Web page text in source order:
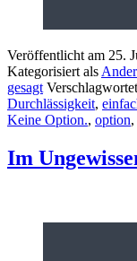
Veröffentlicht am 25.
Kategorisiert als
gesagt
Durchlässigkeit,
Keine Option., option,
Im